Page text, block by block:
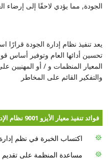
الجودة, مما يؤدي لاحقًا إلى إرضاء
يعد تنفيذ نظام إدارة الجودة قرارًا
تحسين أدائها العام وتوفير أساس
المعيار المنظمات و / أو المهنيين
والتفكير القائم على المخاطر
فوائد تنفيذ معيار الأيزو 9001 نظام الإدارة
اكتساب الخبرة في نظم
مساعدة المنظمة على تقديم